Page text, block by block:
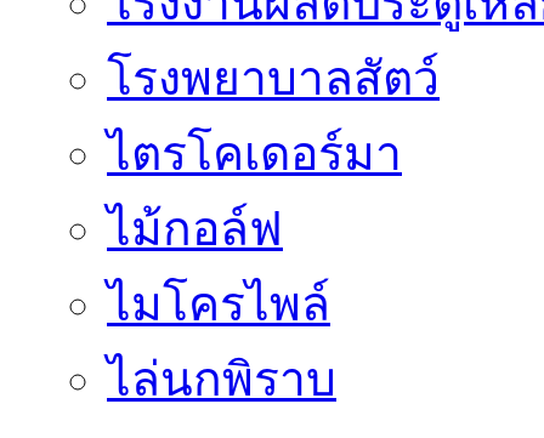
โรงพยาบาลสัตว์
ไตรโคเดอร์มา
ไม้กอล์ฟ
ไมโครไพล์
ไล่นกพิราบ